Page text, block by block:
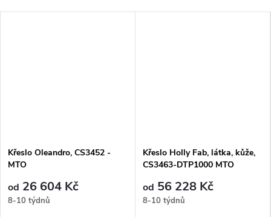
Křeslo Oleandro, CS3452 -
MTO
od 26 604 Kč
8-10 týdnů
Křeslo Holly Fab, látka, kůže,
CS3463-DTP1000 MTO
od 56 228 Kč
8-10 týdnů